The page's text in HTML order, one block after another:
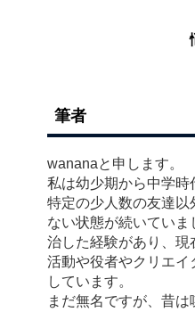
筆者
wananaと申します。
私は幼少期から中学時
特定の少人数の友達以
ない状態が続いていま
治した経験があり、現
活動や役者やクリエイ
しています。
まだ無名ですが、昔は